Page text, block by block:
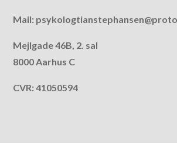
Mail:
Mejlgade 46B, 2. sal
8000 Aarhus C
CVR: 41050594